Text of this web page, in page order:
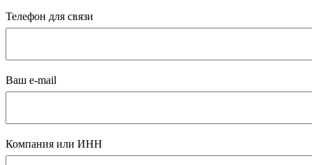
Телефон для связи
Ваш e-mail
Компания или ИНН